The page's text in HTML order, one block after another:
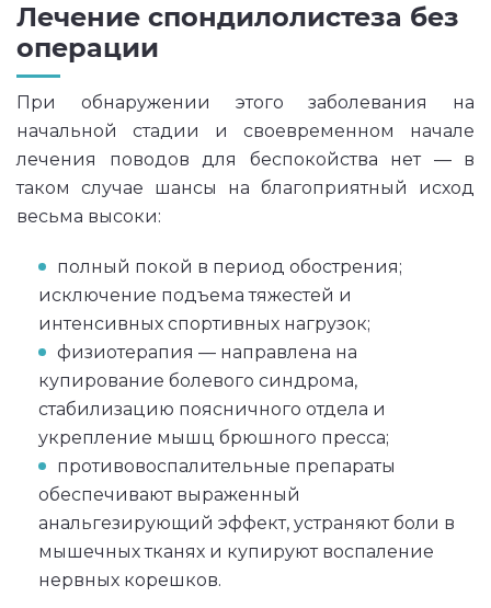
Лечение спондилолистеза без
операции
При обнаружении этого заболевания на
начальной стадии и своевременном начале
лечения поводов для беспокойства нет — в
таком случае шансы на благоприятный исход
весьма высоки:
полный покой в период обострения;
исключение подъема тяжестей и
интенсивных спортивных нагрузок;
физиотерапия — направлена на
купирование болевого синдрома,
стабилизацию поясничного отдела и
укрепление мышц брюшного пресса;
противовоспалительные препараты
обеспечивают выраженный
анальгезирующий эффект, устраняют боли в
мышечных тканях и купируют воспаление
нервных корешков.